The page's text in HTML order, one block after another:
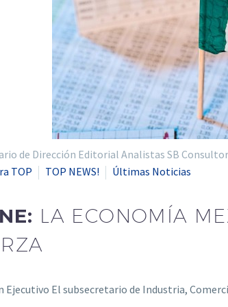
de Dirección Editorial Analistas SB
TOP
TOP NEWS! Últimas Noticias
LA ECONOMÍA
Ejecutivo El subsecretario de Industria,